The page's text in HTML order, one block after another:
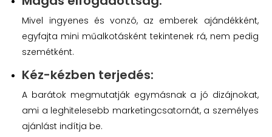
Mivel ingyenes és vonzó, az emberek ajándékként,
egyfajta mini műalkotásként tekintenek rá, nem pedig
szemétként.
Kéz-kézben terjedés:
A barátok megmutatják egymásnak a jó dizájnokat,
ami a leghitelesebb marketingcsatornát, a személyes
ajánlást indítja be.